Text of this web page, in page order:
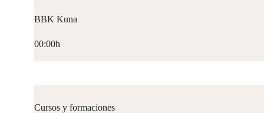
BBK Kuna
00:00h
Cursos y formaciones